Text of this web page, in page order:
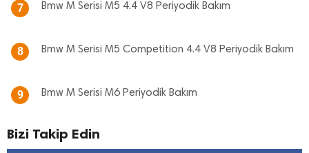
7 Bmw M Serisi M5 4.4 V8 Periyodik Bakım
8 Bmw M Serisi M5 Competition 4.4 V8 Periyodik Bakım
9 Bmw M Serisi M6 Periyodik Bakım
Bizi Takip Edin